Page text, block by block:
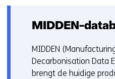
MIDDEN-
MIDDEN
Decarbonisation Data
brengt de huidige